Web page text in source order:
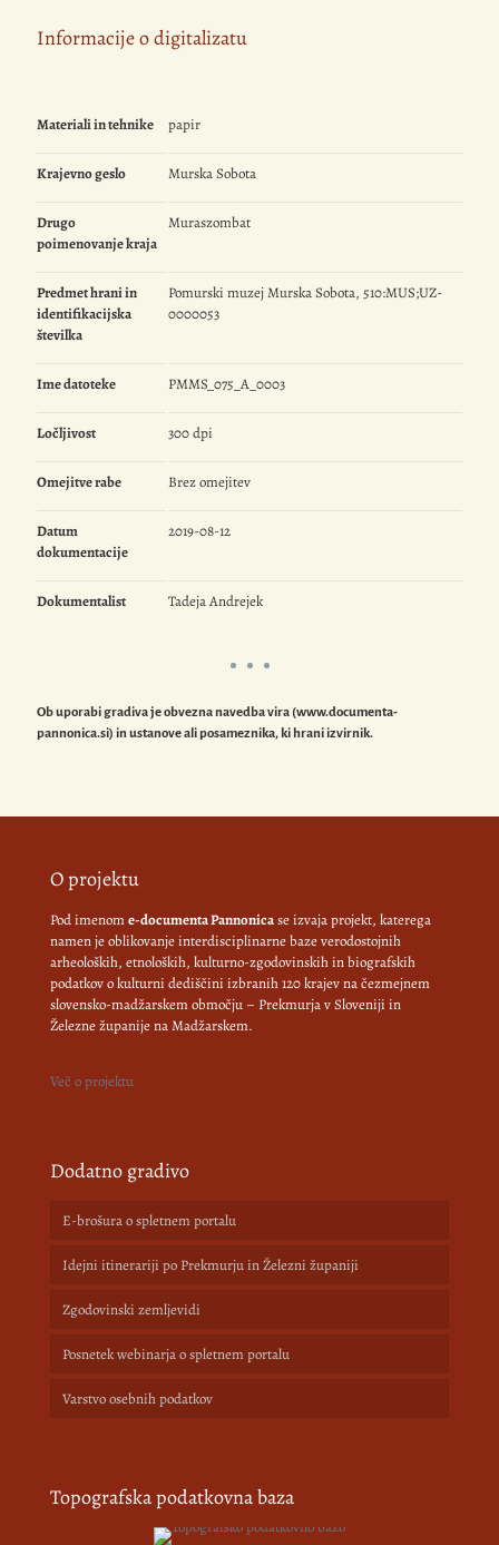
Informacije o digitalizatu
Materiali in tehnike papir
Krajevno geslo Murska Sobota
Drugo
poimenovanje kraja
Muraszombat
Predmet hrani in
identifikacijska
številka
Pomurski muzej Murska Sobota, 510:MUS;UZ-
0000053
Ime datoteke PMMS_075_A_0003
Ločljivost 300 dpi
Omejitve rabe Brez omejitev
Datum
dokumentacije
2019-08-12
Dokumentalist Tadeja Andrejek
Ob uporabi gradiva je obvezna navedba vira (www.documenta-
pannonica.si) in ustanove ali posameznika, ki hrani izvirnik.
O projektu
Pod imenome-documenta Pannonicase izvaja projekt, katerega
namen je oblikovanje interdisciplinarne baze verodostojnih
arheoloških, etnoloških, kulturno-zgodovinskih in biografskih
podatkov o kulturni dediščini izbranih 120 krajev na čezmejnem
slovensko-madžarskem območju – Prekmurja v Sloveniji in
Železne županije na Madžarskem.
Več o projektu
Dodatno gradivo
E-brošura o spletnem portalu
Idejni itinerariji po Prekmurju in Železni županiji
Zgodovinski zemljevidi
Posnetek webinarja o spletnem portalu
Varstvo osebnih podatkov
Topografska podatkovna baza